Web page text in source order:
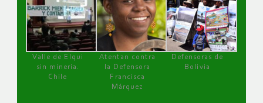
Valle de Elqui
sin minería.
Chile
Atentan contra
la Defensora
Francisca
Márquez
Defensoras de
Bolivia